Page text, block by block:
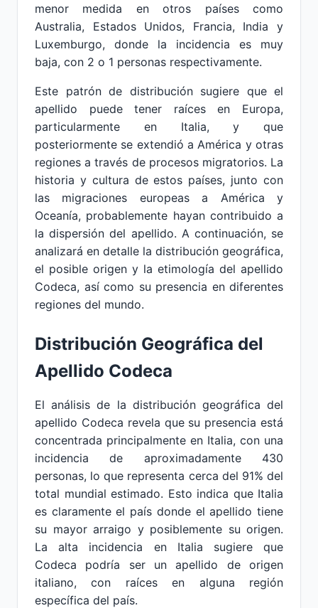
menor medida en otros países como
Australia, Estados Unidos, Francia, India y
Luxemburgo, donde la incidencia es muy
baja, con 2 o 1 personas respectivamente.
Este patrón de distribución sugiere que el
apellido puede tener raíces en Europa,
particularmente en Italia, y que
posteriormente se extendió a América y otras
regiones a través de procesos migratorios. La
historia y cultura de estos países, junto con
las migraciones europeas a América y
Oceanía, probablemente hayan contribuido a
la dispersión del apellido. A continuación, se
analizará en detalle la distribución geográfica,
el posible origen y la etimología del apellido
Codeca, así como su presencia en diferentes
regiones del mundo.
Distribución Geográfica del
Apellido Codeca
El análisis de la distribución geográfica del
apellido Codeca revela que su presencia está
concentrada principalmente en Italia, con una
incidencia de aproximadamente 430
personas, lo que representa cerca del 91% del
total mundial estimado. Esto indica que Italia
es claramente el país donde el apellido tiene
su mayor arraigo y posiblemente su origen.
La alta incidencia en Italia sugiere que
Codeca podría ser un apellido de origen
italiano, con raíces en alguna región
específica del país.